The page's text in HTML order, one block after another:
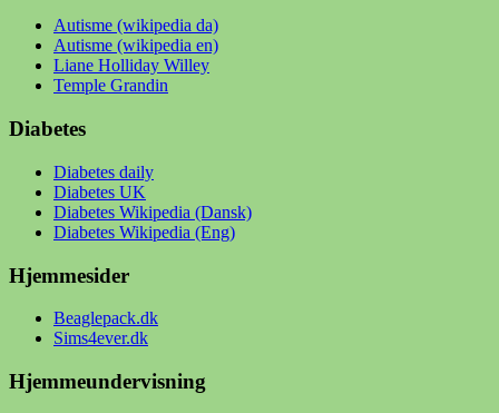
Autisme (wikipedia da)
Autisme (wikipedia en)
Liane Holliday Willey
Temple Grandin
Diabetes
Diabetes daily
Diabetes UK
Diabetes Wikipedia (Dansk)
Diabetes Wikipedia (Eng)
Hjemmesider
Beaglepack.dk
Sims4ever.dk
Hjemmeundervisning